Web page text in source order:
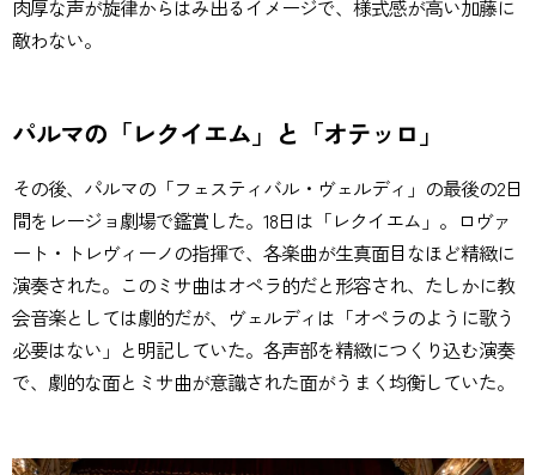
肉厚な声が旋律からはみ出るイメージで、様式感が高い加藤に
敵わない。
パルマの「レクイエム」と「オテッロ」
その後、パルマの「フェスティバル・ヴェルディ」の最後の2日
間をレージョ劇場で鑑賞した。18日は「レクイエム」。ロヴァ
ート・トレヴィーノの指揮で、各楽曲が生真面目なほど精緻に
演奏された。このミサ曲はオペラ的だと形容され、たしかに教
会音楽としては劇的だが、ヴェルディは「オペラのように歌う
必要はない」と明記していた。各声部を精緻につくり込む演奏
で、劇的な面とミサ曲が意識された面がうまく均衡していた。